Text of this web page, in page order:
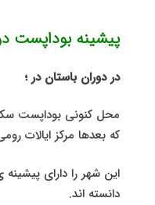
پیشینه بوداپست
در دوران باستان در ؛
محل کنونی بوداپست
که بعدها مرکز ایالات
این شهر را دارای
دانسته اند.